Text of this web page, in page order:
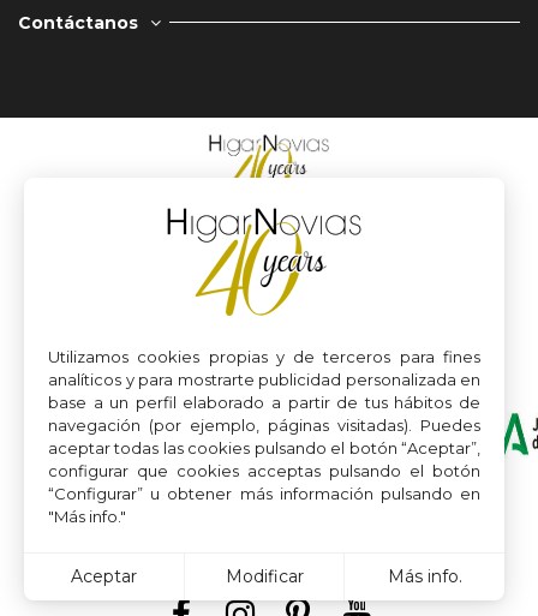
Contáctanos
Utilizamos cookies propias y de terceros para fines
analíticos y para mostrarte publicidad personalizada en
base a un perfil elaborado a partir de tus hábitos de
navegación (por ejemplo, páginas visitadas). Puedes
aceptar todas las cookies pulsando el botón “Aceptar”,
configurar que cookies acceptas pulsando el botón
“Configurar” u obtener más información pulsando en
"Más info."
Aceptar Modificar Más info.